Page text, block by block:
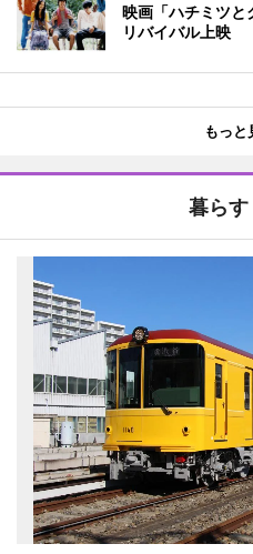
映画「ハチミツと
リバイバル上映
もっと
暮らす